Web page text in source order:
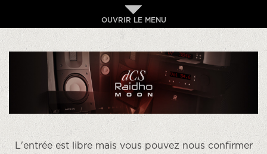
OUVRIR LE MENU
L'entrée est libre mais vous pouvez nous confirmer